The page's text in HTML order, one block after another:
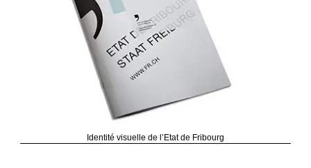
Identité visuelle de l’Etat de Fribourg